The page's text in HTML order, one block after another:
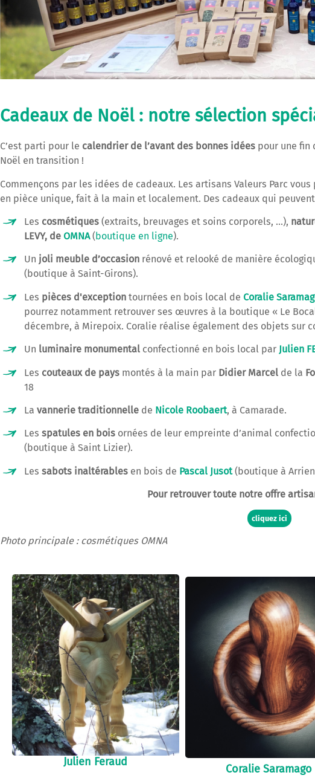
Cadeaux de Noël : notre sélection
C’est parti pour le calendrier de l’avant des bonnes idéespour une fin
Noël en transition !
Commençons par les idées de cadeaux. Les artisans Valeurs Parc
en pièce unique, fait à la main et localement. Des cadeaux qui
Les cosmétiques(extraits, breuvages et soins corporels, …),
LEVY, de OMNA (boutique en ligne).
Un joli meuble d’occasionrénové et relooké de manière
(boutique à Saint-Girons).
Les pièces d'exceptiontournées en bois local de Coralie
pourrez notamment retrouver ses œuvres à la boutique « Le
décembre, à Mirepoix. Coralie réalise également des objets sur
Un luminaire monumentalconfectionné en bois local par Julien
Les couteaux de paysmontés à la main par Didier Marcelde la
18
La vannerie traditionnellede Nicole Roobaert, à Camarade.
Les spatules en boisornées de leur empreinte d’animal
(boutique à Saint Lizier).
Les sabots inaltérablesen bois de Pascal Jusot(boutique à
Pour retrouver toute notre offre
cliquez ici
Photo principale : cosmétiques OMNA
Julien Feraud
Coralie Saramago